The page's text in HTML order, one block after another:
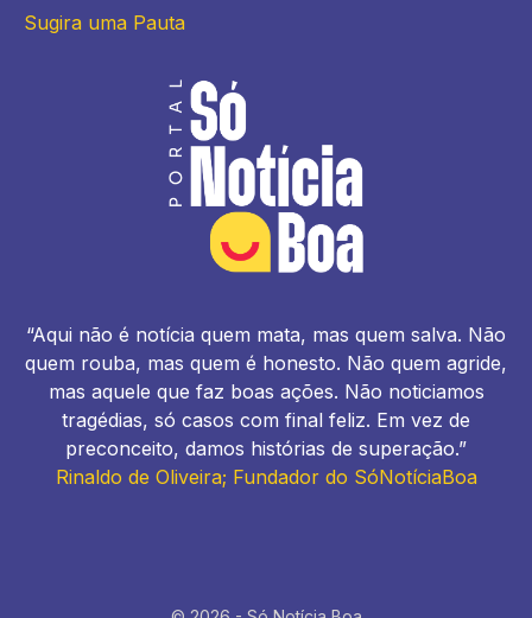
Sugira uma Pauta
“Aqui não é notícia quem mata, mas quem salva. Não
quem rouba, mas quem é honesto. Não quem agride,
mas aquele que faz boas ações. Não noticiamos
tragédias, só casos com final feliz. Em vez de
preconceito, damos histórias de superação.”
Rinaldo de Oliveira; Fundador do SóNotíciaBoa